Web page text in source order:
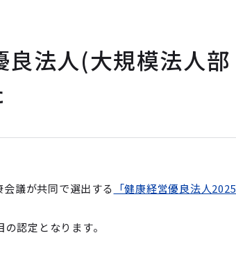
法人(大規模法人部
議が共同で選出する 「健康経営優良法人
認定となります。